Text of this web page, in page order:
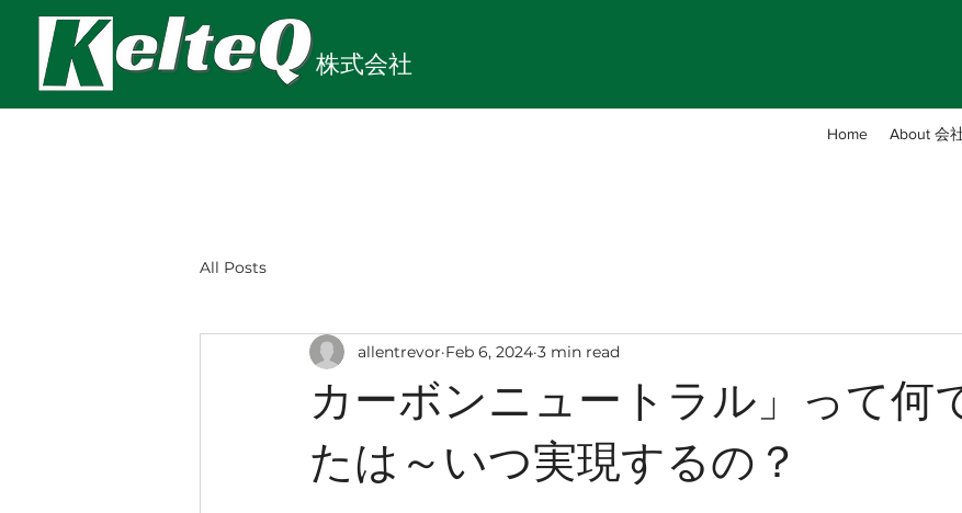
株式会社
Home About 会
All Posts
カーボンニュートラル」って何
たは～いつ実現するの？
allentrevor Feb 6, 2024 3 min read